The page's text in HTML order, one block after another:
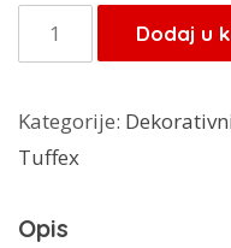
je:
3,00
Tuffex
košara
8202
količina
Dodaj u
Kategorije:
Tuffex
Opis